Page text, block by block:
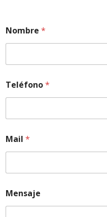
Nombre *
Teléfono*
Mail *
Mensaje